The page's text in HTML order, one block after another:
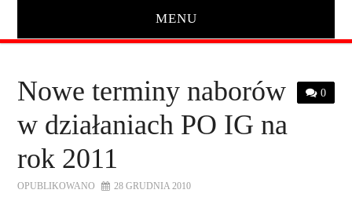
MENU
O NAS
OFERTA DLA FIRM
SZKOLENIA
0
Nowe terminy naborów
w działaniach PO IG na
rok 2011
OPUBLIKOWANO 28 GRUDNIA 2010